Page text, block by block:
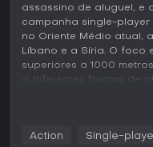
assassino de aluguel, e
campanha single-
no Oriente Médio atual,
Líbano e a Síria. O foco
superiores a 1000
a diferentes formas de
binóculos, escolha de
Action Single-